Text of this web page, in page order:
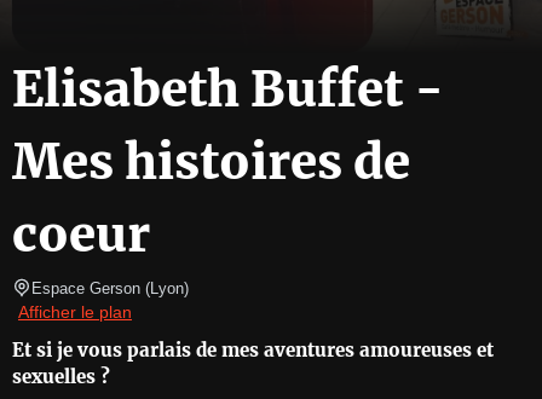
Elisabeth Buffet -
Mes histoires de
coeur
Espace Gerson (Lyon)
Afficher le plan
Et si je vous parlais de mes aventures amoureuses et
sexuelles ?